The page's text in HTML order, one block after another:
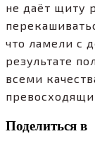
не даёт щиту
что ламели с
результате
всеми
Поделиться в